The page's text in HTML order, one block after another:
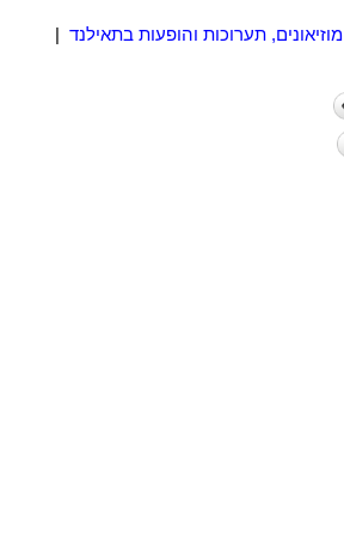
מוזיאונים, תערוכות והופעות בתאילנד |